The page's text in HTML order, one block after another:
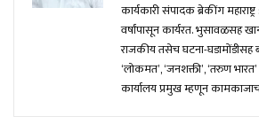
कार्यकारी संपादक ब्रेकींग महाराष्ट्र
वर्षांपासून कार्यरत. भुसावळसह
राजकीय तसेच घटना-घडामोंडीसह
‘लोकमत’, ‘जनशक्ती’, ‘तरुण
कार्यालय प्रमुख म्हणून